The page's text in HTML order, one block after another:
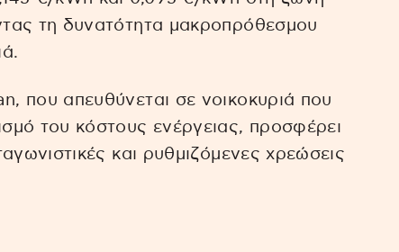
τη δυνατότητα μακροπρόθεσμου
που απευθύνεται σε νοικοκυριά που
του κόστους ενέργειας, προσφέρει
και ρυθμιζόμενες χρεώσεις